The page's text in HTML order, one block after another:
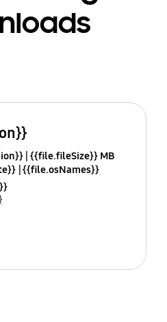
{{file.fileSize}} MB
{{file.osNames}}